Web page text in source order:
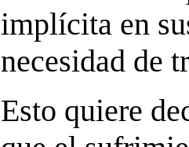
implícita en
necesidad de
Esto quiere